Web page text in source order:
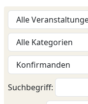
Suchbegriff: